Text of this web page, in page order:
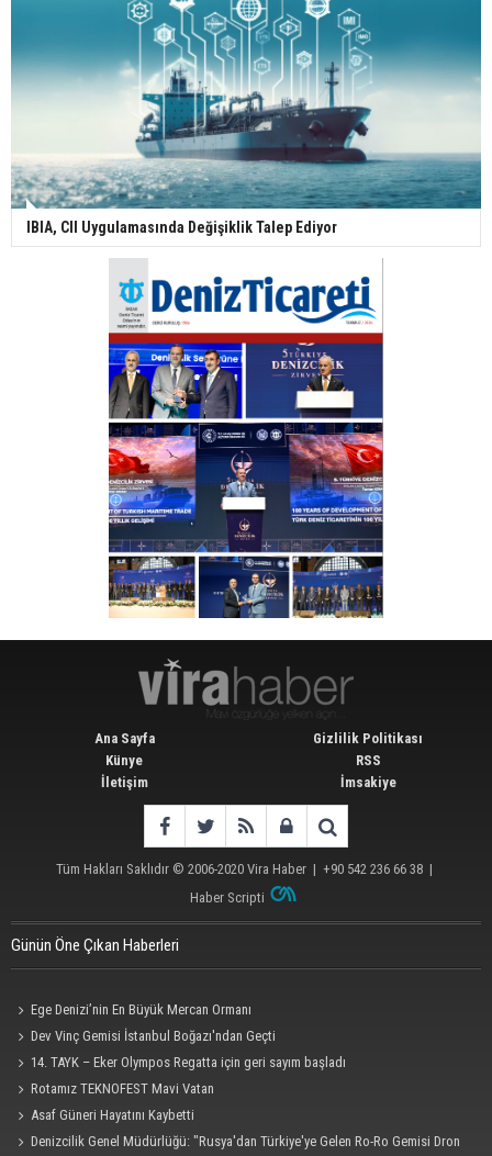
IBIA, CII Uygulamasında Değişiklik Talep Ediyor
Ana Sayfa
Künye
İletişim
Gizlilik Politikası
RSS
İmsakiye
Tüm Hakları Saklıdır © 2006-2020 Vira Haber | +90 542 236 66 38 |
Haber Scripti
Günün Öne Çıkan Haberleri
Ege Denizi’nin En Büyük Mercan Ormanı
Dev Vinç Gemisi İstanbul Boğazı'ndan Geçti
14. TAYK – Eker Olympos Regatta için geri sayım başladı
Rotamız TEKNOFEST Mavi Vatan
Asaf Güneri Hayatını Kaybetti
Denizcilik Genel Müdürlüğü: "Rusya'dan Türkiye'ye Gelen Ro-Ro Gemisi Dron